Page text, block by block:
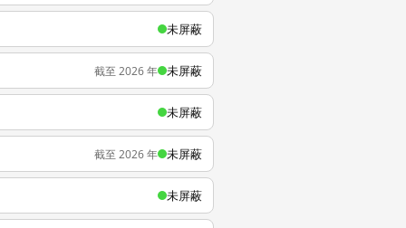
未屏蔽
截至 2026 年 未屏蔽
未屏蔽
截至 2026 年 未屏蔽
未屏蔽